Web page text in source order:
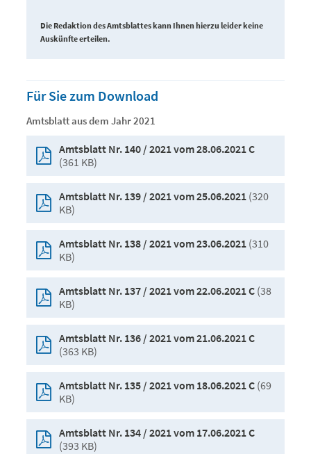
Die Redaktion des Amtsblattes kann Ihnen hierzu leider keine
Auskünfte erteilen.
Für Sie zum Download
Amtsblatt aus dem Jahr 2021
Amtsblatt Nr. 140 / 2021 vom 28.06.2021 C
(361 KB)
Amtsblatt Nr. 139 / 2021 vom 25.06.2021(320
KB)
Amtsblatt Nr. 138 / 2021 vom 23.06.2021(310
KB)
Amtsblatt Nr. 137 / 2021 vom 22.06.2021 C(38
KB)
Amtsblatt Nr. 136 / 2021 vom 21.06.2021 C
(363 KB)
Amtsblatt Nr. 135 / 2021 vom 18.06.2021 C(69
KB)
Amtsblatt Nr. 134 / 2021 vom 17.06.2021 C
(393 KB)